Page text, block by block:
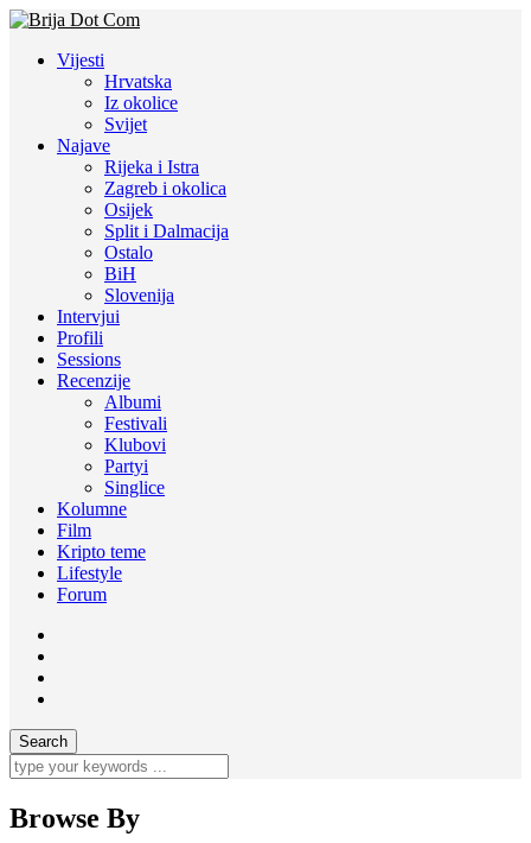
Vijesti
Hrvatska
Iz okolice
Svijet
Najave
Rijeka i Istra
Zagreb i okolica
Osijek
Split i Dalmacija
Ostalo
BiH
Slovenija
Intervjui
Profili
Sessions
Recenzije
Albumi
Festivali
Klubovi
Partyi
Singlice
Kolumne
Film
Kripto teme
Lifestyle
Forum
Browse By